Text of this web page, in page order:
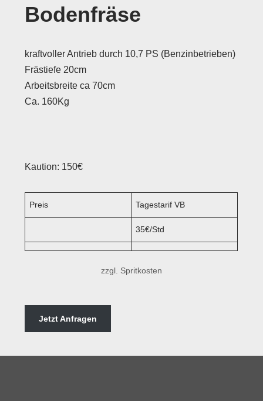
Bodenfräse
kraftvoller Antrieb durch 10,7 PS (Benzinbetrieben)
Frästiefe 20cm
Arbeitsbreite ca 70cm
Ca. 160Kg
Kaution: 150€
Preis Tagestarif VB
35€/Std
zzgl. Spritkosten
Jetzt Anfragen